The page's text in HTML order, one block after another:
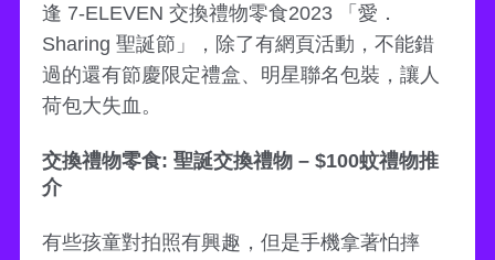
逢 7-ELEVEN 交換禮物零食2023 「愛．
Sharing 聖誕節」，除了有網頁活動，不能錯
過的還有節慶限定禮盒、明星聯名包裝，讓人
荷包大失血。
交換禮物零食: 聖誕交換禮物 – $100蚊禮物推
介
有些孩童對拍照有興趣，但是手機拿著怕摔